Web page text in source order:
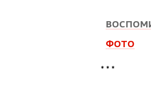
ФОТО
* * *